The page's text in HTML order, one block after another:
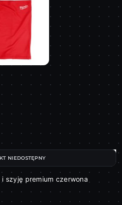
szyję premium czerwona
NIEDOSTĘPNY